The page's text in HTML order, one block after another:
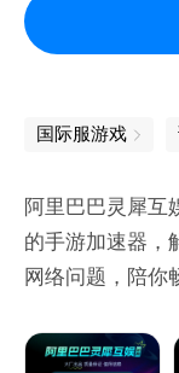
供外服必需运行
等兼容性问题
【活跃游戏社区
交流心得！
【提示】
如需导入本机
列表”权限
国际服游戏
阿里巴巴灵犀互
的手游加速器，
网络问题，陪你
【全球手游免费